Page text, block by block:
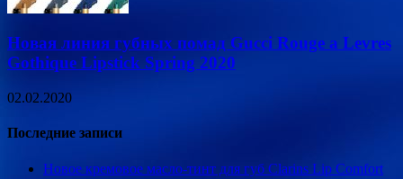
Новая линия губных помад Gucci Rouge a Levres
Gothique Lipstick Spring 2020
02.02.2020
Последние записи
Новое кремовое масло-тинт для губ Clarins Lip Сomfort